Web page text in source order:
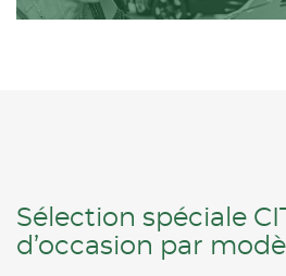
Sélection spéciale
d’occasion par